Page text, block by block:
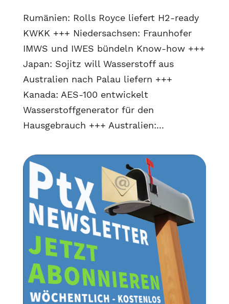
Rumänien: Rolls Royce liefert H2-ready
KWKK +++ Niedersachsen: Fraunhofer
IMWS und IWES bündeln Know-how +++
Japan: Sojitz will Wasserstoff aus
Australien nach Palau liefern +++
Kanada: AES-100 entwickelt
Wasserstoffgenerator für den
Hausgebrauch +++ Australien:...